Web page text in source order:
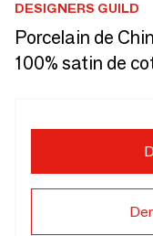
DESIGNERS GUILD
Porcelain de
100% satin de